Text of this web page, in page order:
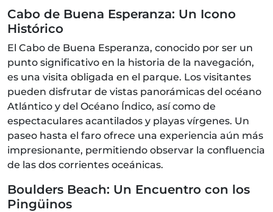
Cabo de Buena Esperanza: Un Icono
Histórico
El Cabo de Buena Esperanza, conocido por ser un
punto significativo en la historia de la navegación,
es una visita obligada en el parque. Los visitantes
pueden disfrutar de vistas panorámicas del océano
Atlántico y del Océano Índico, así como de
espectaculares acantilados y playas vírgenes. Un
paseo hasta el faro ofrece una experiencia aún más
impresionante, permitiendo observar la confluencia
de las dos corrientes oceánicas.
Boulders Beach: Un Encuentro con los
Pingüinos